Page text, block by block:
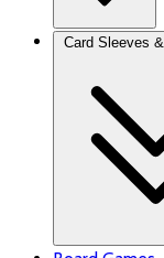
Card Sleeves